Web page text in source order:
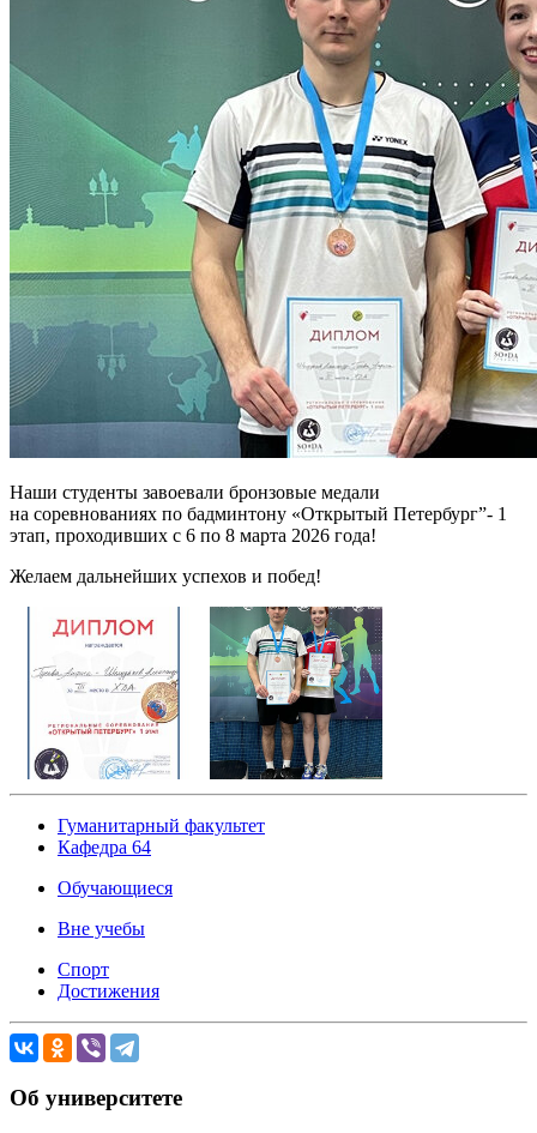
Наши студенты завоевали бронзовые медали
на соревнованиях по бадминтону «Открытый Петербург”- 1
этап, проходивших с 6 по 8 марта 2026 года!
Желаем дальнейших успехов и побед!
Гуманитарный факультет
Кафедра 64
Обучающиеся
Вне учебы
Спорт
Достижения
Об университете